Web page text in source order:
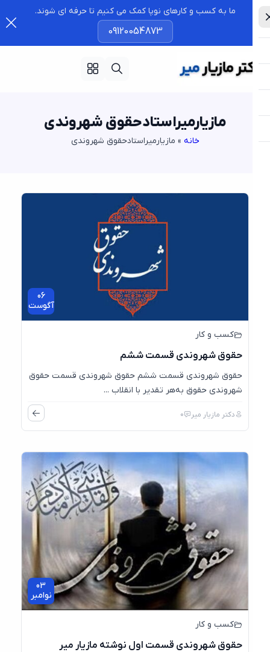
ما به کسب و کارهای نوپا کمک می کنیم تا حرفه ای شوند.
09120054873
مازیارمیراستادحقوق شهروندی
»مازیارمیراستادحقوق شهروندی
آگوست
کسب و کار
حقوق شهروندی قسمت ششم
حقوق شهروندی قسمت ششم حقوق شهروندی قسمت حقوق
شهروندی حقوق به‌هر تقدیر با انقلاب ...
دکتر مازیار میر 0
03
نوامبر
کسب و کار
حقوق شهروندی قسمت اول نوشته مازیار میر